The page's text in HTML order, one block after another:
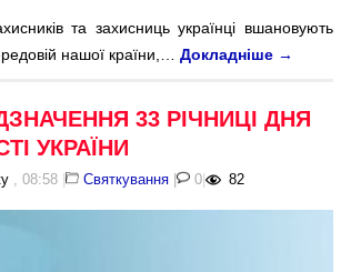
та захисниць українці вшановують
нашої країни,…Докладніше →
33 РІЧНИЦІ ДНЯ
УКРАЇНИ
, 08:58 | Святкування | 0 | 82